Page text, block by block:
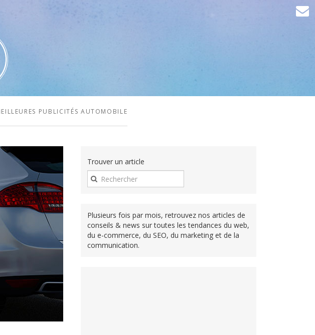
PUBLICITÉS AUTOMOBILE
Trouver un article
Plusieurs fois par mois, retrouvez nos articles de
conseils & news sur toutes les tendances du web,
du e-commerce, du SEO, du marketing et de la
communication.